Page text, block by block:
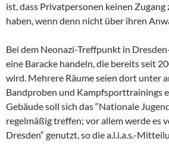
ist, dass Privatpersonen keinen
haben, wenn denn nicht über ihren
Bei dem Neonazi-Treffpunkt in
eine Baracke handeln, die bereits seit
wird. Mehrere Räume seien dort unter
Bandproben und Kampfsporttrainings
Gebäude soll sich das “Nationale
regelmäßig treffen; vor allem werde es
Dresden“ genutzt, so die a.l.i.a.s.-